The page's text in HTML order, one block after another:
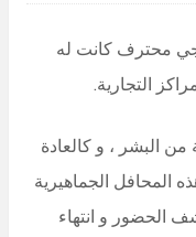
محترف كانت له
التجارية.
البشر ، و كالعادة
المحافل الجماهيرية
الحضور و انتهاء